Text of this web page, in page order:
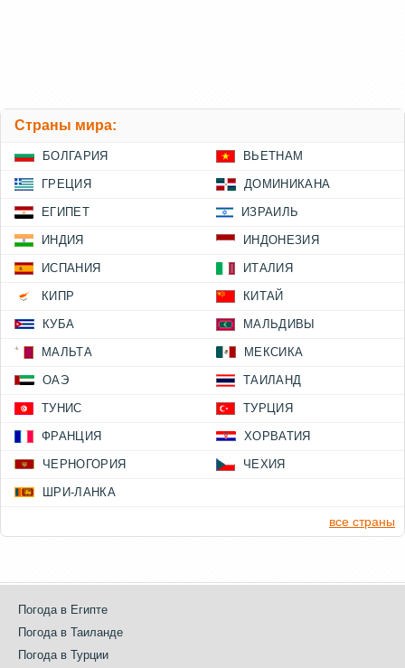
Страны мира:
БОЛГАРИЯ ВЬЕТНАМ
ГРЕЦИЯ ДОМИНИКАНА
ЕГИПЕТ ИЗРАИЛЬ
ИНДИЯ ИНДОНЕЗИЯ
ИСПАНИЯ ИТАЛИЯ
КИПР КИТАЙ
КУБА МАЛЬДИВЫ
МАЛЬТА МЕКСИКА
ОАЭ ТАИЛАНД
ТУНИС ТУРЦИЯ
ФРАНЦИЯ ХОРВАТИЯ
ЧЕРНОГОРИЯ ЧЕХИЯ
ШРИ-ЛАНКА
все страны
Погода в Египте
Погода в Таиланде
Погода в Турции